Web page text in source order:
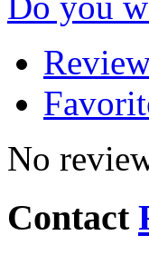
No
Contact